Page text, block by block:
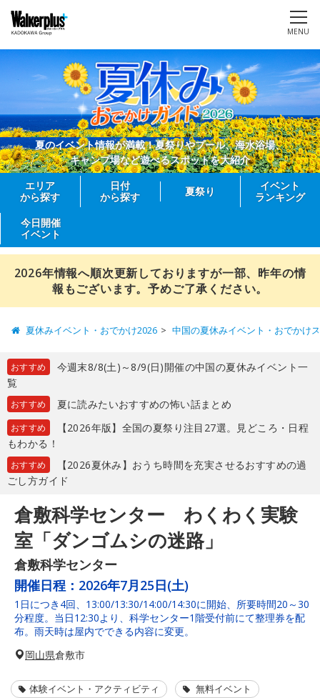
MENU
夏のイベント情報が満載！夏祭りやプール、海水浴場、
キャンプ場など遊べるスポットを大紹介
エリア
から探す
日付
から探す
夏祭り
イベント
ランキング
今日開催
イベント
2026年情報へ順次更新しておりますが一部、昨年の情
報もございます。予めご了承ください。
夏休みイベント・おでかけ2026 中国の夏休みイベント・おでかけ
おすすめ
今週末8/8(土)～8/9(日)開催の中国の夏休みイベント一
覧
おすすめ 夏に読みたいおすすめの怖い話まとめ
おすすめ
【2026年版】全国の夏祭り注目27選。見どころ・日程
もわかる！
おすすめ
【2026夏休み】おうち時間を充実させるおすすめの過
ごし方ガイド
倉敷科学センター わくわく実験
室「ダンゴムシの迷路」
倉敷科学センター
開催日程： 2026年7月25日(土)
1日につき4回、13:00/13:30/14:00/14:30に開始、所要時間20～30
分程度。当日12:30より、科学センター1階受付前にて整理券を配
布。雨天時は屋内でできる内容に変更。
岡山県倉敷市
体験イベント・アクティビティ 無料イベント